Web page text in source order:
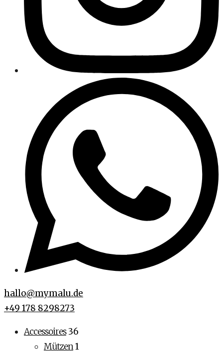
hallo@mymalu.de
+49 178 8298273
Accessoires36
Mützen1